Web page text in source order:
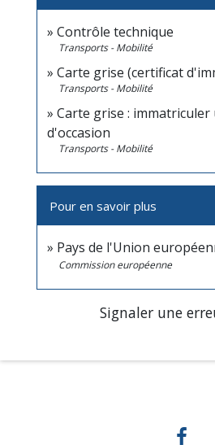
Contrôle technique
Transports - Mobilité
Carte grise (certificat
Transports - Mobilité
Carte grise : immatriculer
d'occasion
Transports - Mobilité
Pour en savoir plus
Pays de l'Union
Commission européenne
Signaler une